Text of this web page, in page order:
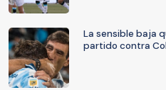
La sensible baja
partido contra